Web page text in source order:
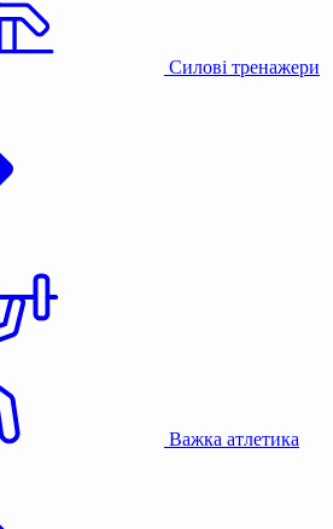
Силові тренажери
Важка атлетика